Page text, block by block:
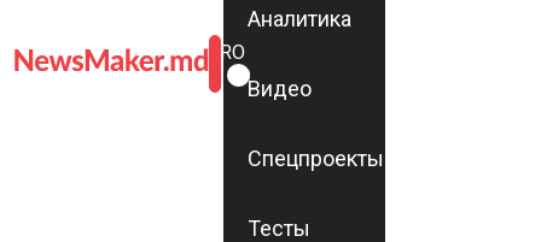
ROMÂNĂ
RU
Аналитика
Видео
Спецпроекты
Тесты